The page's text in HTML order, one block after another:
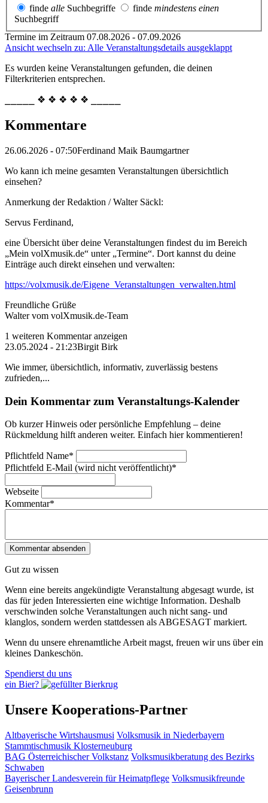
finde alle Suchbegriffe finde mindestens einen
Suchbegriff
Termine im Zeitraum 07.08.2026 - 07.09.2026
Ansicht wechseln zu: Alle Veranstaltungsdetails ausgeklappt
Es wurden keine Veranstaltungen gefunden, die deinen
Filterkriterien entsprechen.
⎯⎯⎯⎯⎯ ❖ ❖ ❖ ❖ ❖ ⎯⎯⎯⎯⎯
Kommentare
26.06.2026 - 07:50Ferdinand Maik Baumgartner
Wo kann ich meine gesamten Veranstaltungen übersichtlich
einsehen?
Anmerkung der Redaktion /Walter Säckl:
Servus Ferdinand,
eine Übersicht über deine Veranstaltungen findest du im Bereich
„Mein volXmusik.de“ unter „Termine“. Dort kannst du deine
Einträge auch direkt einsehen und verwalten:
https://volxmusik.de/Eigene_Veranstaltungen_verwalten.html
Freundliche Grüße
Walter vom volXmusik.de-Team
1 weiteren Kommentar anzeigen
23.05.2024 - 21:23Birgit Birk
Wie immer, übersichtlich, informativ, zuverlässig bestens
zufrieden,...
Dein Kommentar zum Veranstaltungs-Kalender
Ob kurzer Hinweis oder persönliche Empfehlung – deine
Rückmeldung hilft anderen weiter. Einfach hier kommentieren!
Pflichtfeld Name*
Pflichtfeld E-Mail (wird nicht veröffentlicht)*
Webseite
Kommentar*
Gut zu wissen
Wenn eine bereits ange­kündigte Veranstaltung abgesagt wurde, ist
das für jeden Interessierten eine wichtige Information. Deshalb
verschwinden solche Veran­staltungen auch nicht sang- und
klanglos, sondern werden statt­dessen alsABGESAGT markiert.
Wenn du unsere ehrenamtliche Arbeit magst, freuen wir uns über ein
kleines Dankeschön.
Spendierst du uns
ein Bier?
Unsere Kooperations-Partner
Altbayerische Wirtshausmusi Volksmusik in Niederbayern
Stammtischmusik Klosterneuburg
BAG Österreichischer Volkstanz Volksmusikberatung des Bezirks
Schwaben
Bayerischer Landesverein für Heimatpflege Volksmusikfreunde
Geisenbrunn